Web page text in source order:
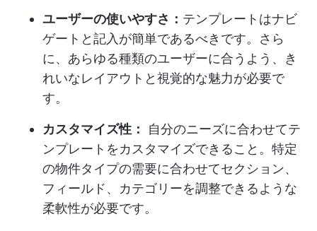
ユーザーの使いやすさ： テンプレートはナビ
ゲートと記入が簡単であるべきです。さら
に、あらゆる種類のユーザーに合うよう、き
れいなレイアウトと視覚的な魅力が必要で
す。
カスタマイズ性：
自分のニーズに合わせてテ
ンプレートをカスタマイズできること。特定
の物件タイプの需要に合わせてセクション、
フィールド、カテゴリーを調整できるような
柔軟性が必要です。